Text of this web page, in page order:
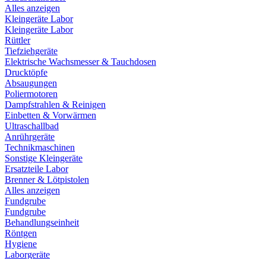
Alles anzeigen
Kleingeräte Labor
Kleingeräte Labor
Rüttler
Tiefziehgeräte
Elektrische Wachsmesser & Tauchdosen
Drucktöpfe
Absaugungen
Poliermotoren
Dampfstrahlen & Reinigen
Einbetten & Vorwärmen
Ultraschallbad
Anrührgeräte
Technikmaschinen
Sonstige Kleingeräte
Ersatzteile Labor
Brenner & Lötpistolen
Alles anzeigen
Fundgrube
Fundgrube
Behandlungseinheit
Röntgen
Hygiene
Laborgeräte